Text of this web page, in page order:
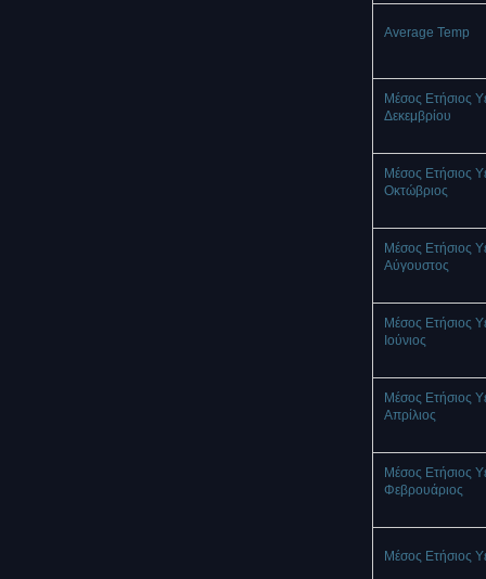
Average Temp
Μέσος Ετήσιος
Δεκεμβρίου
Μέσος Ετήσιος
Οκτώβριος
Μέσος Ετήσιος
Αύγουστος
Μέσος Ετήσιος
Ιούνιος
Μέσος Ετήσιος
Απρίλιος
Μέσος Ετήσιος
Φεβρουάριος
Μέσος Ετήσιος